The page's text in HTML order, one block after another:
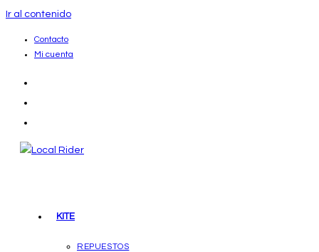
Ir al contenido
Contacto
Mi cuenta
KITE
REPUESTOS